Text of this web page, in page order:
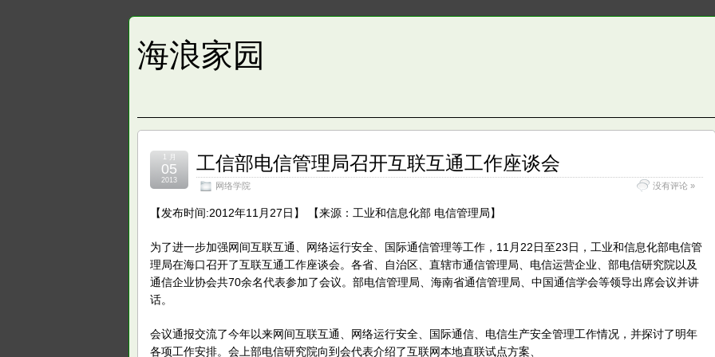
海浪家园
工信部电信管理局召开互联互通工作座谈会
网络学院 没有评论 »
1 月
05
2013
【发布时间:2012年11月27日】 【来源：工业和信息化部 电信管理局】
为了进一步加强网间互联互通、网络运行安全、国际通信管理等工作，11月22日至23日，工业和信息化部电信管
理局在海口召开了互联互通工作座谈会。各省、自治区、直辖市通信管理局、电信运营企业、部电信研究院以及
通信企业协会共70余名代表参加了会议。部电信管理局、海南省通信管理局、中国通信学会等领导出席会议并讲
话。
会议通报交流了今年以来网间互联互通、网络运行安全、国际通信、电信生产安全管理工作情况，并探讨了明年
各项工作安排。会上部电信研究院向到会代表介绍了互联网本地直联试点方案、